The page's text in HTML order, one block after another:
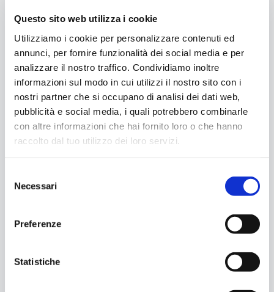
Questo sito web utilizza i cookie
Utilizziamo i cookie per personalizzare contenuti ed
annunci, per fornire funzionalità dei social media e per
analizzare il nostro traffico. Condividiamo inoltre
informazioni sul modo in cui utilizzi il nostro sito con i
nostri partner che si occupano di analisi dei dati web,
pubblicità e social media, i quali potrebbero combinarle
con altre informazioni che hai fornito loro o che hanno
raccolto dal tuo utilizzo dei loro servizi.
delNecessari
Preferenze
Statistiche
Risparmio e Investimento
L’approccio degli italiani alle
scelte di investimento: tra
protezione, liquidità e bisogno di
futuro
24/07/2026
Il 61% degli italiani che riesce a risparmiare mantiene
le proprie risorse in liquidità, tra conto corrente e
contanti, privilegiando...
Leggi l'articolo
Risparmio e Investimento
funzionano e quando possono